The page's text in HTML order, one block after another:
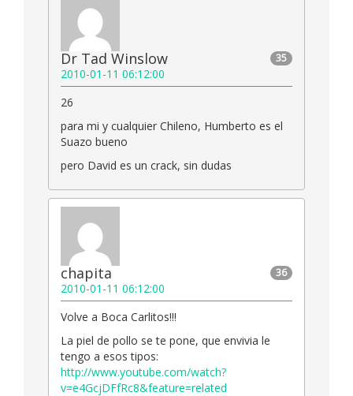
35
Dr Tad Winslow
2010-01-11 06:12:00
26
para mi y cualquier Chileno, Humberto es el
Suazo bueno
pero David es un crack, sin dudas
36
chapita
2010-01-11 06:12:00
Volve a Boca Carlitos!!!
La piel de pollo se te pone, que envivia le
tengo a esos tipos:
http://www.youtube.com/watch?
v=e4GcjDFfRc8&feature=related